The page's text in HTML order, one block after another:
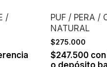
/
PUF / PERA /
NATURAL
$275.000
$247.500 con
o depósito